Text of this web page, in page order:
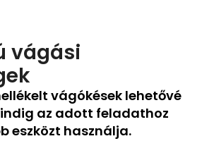
vágási
vágókések lehetővé
az adott feladathoz
eszközt használja.